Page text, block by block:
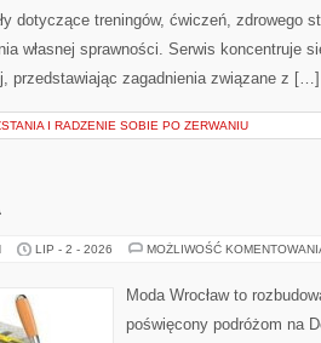
dotyczące treningów, ćwiczeń, zdrowego
własnej sprawności. Serwis koncentruje
przedstawiając zagadnienia związane z […]
I RADZENIE SOBIE PO ZERWANIU
LIP - 2 - 2026 MOŻLIWOŚĆ
Moda Wrocław to
poświęcony podróżom na